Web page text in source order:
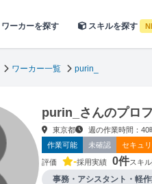
ワーカーを探す スキルを探す
ワーカー一覧 purin_
purin_さんのプロ
東京都 週の作業時間：40
作業可能
未確認 セキュ
評価 -採用実績 0件スキ
事務・アシスタント・軽